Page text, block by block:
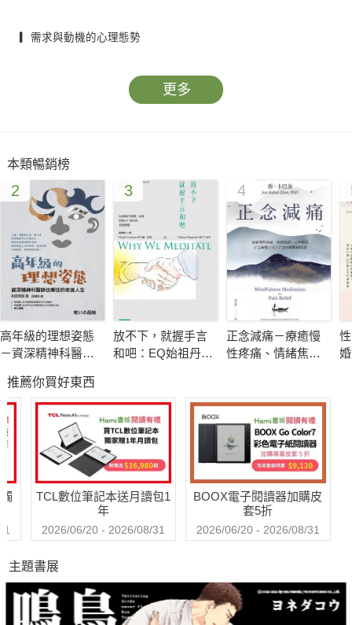
▎需求與動機的心理態勢
以及建立正確的金錢價值觀、提高安全感、尊重自他等方面的心
理態度。每一節都伴隨著實用的小提示，指引讀者在生活中培養
▎理想與目標的心理定位
引導讀者思考人生的理想和目標，強調了夢想、興趣、人生規劃
等主題。書中提到了不要迷失在不切實際的幻想中，並指出過度
幻想的危害，教導讀者如何克服這種心理障礙。
▎行動與實踐的心理潛能
聚焦於行動和實踐，探討了遲疑不決、誇誇其談、探索精神等方
面的心理障礙。這一章提醒讀者，勇於行動才能造就成功，並教
授如何做到果斷、靈活、充滿冒險精神。
▎自信與自強的心理作為
關注自信心和積極心態，說明了自信是成功的第一祕訣，積極心
態使人心想事成，以及樂觀心態是心胸豁達的體現。這一章強調
自立、激發潛能、信念、自制等的重要性，並提供了相應的培養
方法。
深入探討了各種負面心理，如消極、依賴、悲觀、自卑、僥倖
等，並指導讀者如何轉化這些心理，學會克服失望、保守、驕
傲、輕率等不良傾向，堅持不懈地追求目標。
更多
本類暢銷榜
2
高年級的理想姿態
－資深精神科醫師
3
放不下，就握手言
和吧：EQ始祖丹尼
4
正念減痛－療癒慢
性疼痛、情緒焦
的靜觀練習課
推薦你買好東西
TCL數位筆記本送月讀包1
年
2026/06/20 - 2026/08/31
BOOX電子閱讀器加購皮
套5折
2026/06/20 - 2026/08/31
主題書展